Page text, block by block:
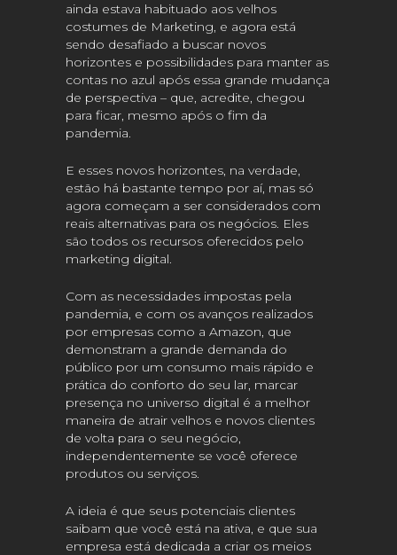
ainda estava habituado aos velhos
costumes de Marketing, e agora está
sendo desafiado a buscar novos
horizontes e possibilidades para manter as
contas no azul após essa grande mudança
de perspectiva – que, acredite, chegou
para ficar, mesmo após o fim da
pandemia.
E esses novos horizontes, na verdade,
estão há bastante tempo por aí, mas só
agora começam a ser considerados com
reais alternativas para os negócios. Eles
são todos os recursos oferecidos pelo
marketing digital.
Com as necessidades impostas pela
pandemia, e com os avanços realizados
por empresas como a Amazon, que
demonstram a grande demanda do
público por um consumo mais rápido e
prática do conforto do seu lar, marcar
presença no universo digital é a melhor
maneira de atrair velhos e novos clientes
de volta para o seu negócio,
independentemente se você oferece
produtos ou serviços.
A ideia é que seus potenciais clientes
saibam que você está na ativa, e que sua
empresa está dedicada a criar os meios